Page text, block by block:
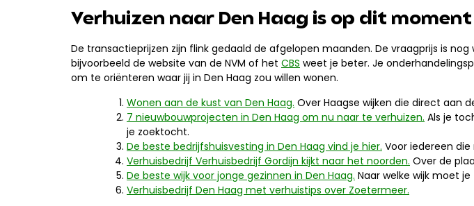
Verhuizen naar Den Haag is op dit
De transactieprijzen zijn flink gedaald de afgelopen maanden. De vraagprijs is
bijvoorbeeld de website van de NVM of het CBS weet je beter. Je
om te oriënteren waar jij in Den Haag zou willen wonen.
Wonen aan de kust van Den Haag. Over Haagse wijken die direct aan
7 nieuwbouwprojecten in Den Haag om nu naar te verhuizen. Als je
je zoektocht.
De beste bedrijfshuisvesting in Den Haag vind je hier. Voor iedereen
Verhuisbedrijf Verhuisbedrijf Gordijn kijkt naar het noorden. Over de
De beste wijk voor jonge gezinnen in Den Haag. Naar welke wijk moet
Verhuisbedrijf Den Haag met verhuistips over Zoetermeer.